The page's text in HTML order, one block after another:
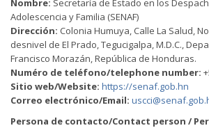
Nombre: Secretaría de Estado en los
Adolescencia y Familia (SENAF)
Dirección: Colonia Humuya, Calle La Salud,
desnivel de El Prado, Tegucigalpa, M.D.C.,
Francisco Morazán, República de Honduras.
Numéro de teléfono/telephone number:
Sitio web/Website: https://senaf.gob.hn
Correo electrónico/Email:
Persona de contacto/Contact person /